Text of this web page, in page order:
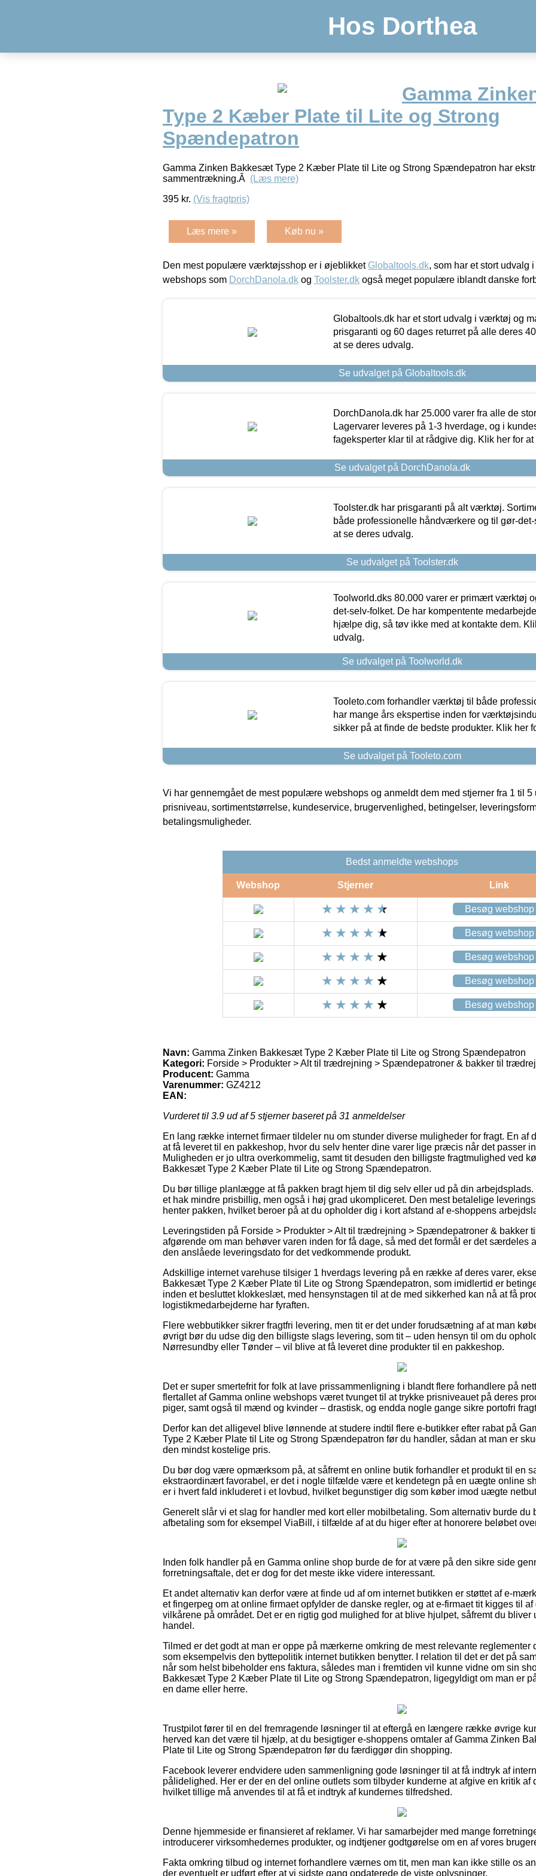
Hos Dorthea
Gamma
Type 2 Kæber Plate til Lite og Strong
Spændepatron
Gamma Zinken Bakkesæt Type 2 Kæber Plate til Lite og Strong Spændepatron har
sammentrækning.Â (Læs mere)
395 kr. (Vis fragtpris)
Læs mere » Køb nu »
Den mest populære værktøjsshop er i øjeblikket Globaltools.dk, som har et stort udvalg
webshops som DorchDanola.dk og Toolster.dk også meget populære iblandt danske
Globaltools.dk har et stort udvalg i værktøj og
prisgaranti og 60 dages returret på alle deres
at se deres udvalg.
Se udvalget på Globaltools.dk
DorchDanola.dk har 25.000 varer fra alle de
Lagervarer leveres på 1-3 hverdage, og i
fageksperter klar til at rådgive dig. Klik her for
Se udvalget på DorchDanola.dk
Toolster.dk har prisgaranti på alt værktøj.
både professionelle håndværkere og til gør-
at se deres udvalg.
Se udvalget på Toolster.dk
Toolworld.dks 80.000 varer er primært værktøj
det-selv-folket. De har kompentente
hjælpe dig, så tøv ikke med at kontakte dem.
udvalg.
Se udvalget på Toolworld.dk
Tooleto.com forhandler værktøj til både
har mange års ekspertise inden for
sikker på at finde de bedste produkter. Klik her
Se udvalget på Tooleto.com
Vi har gennemgået de mest populære webshops og anmeldt dem med stjerner fra 1 til 5
prisniveau, sortimentstørrelse, kundeservice, brugervenlighed, betingelser,
betalingsmuligheder.
Bedst anmeldte webshops
Webshop Stjerner Link
Besøg webshop
Besøg webshop
Besøg webshop
Besøg webshop
Besøg webshop
Navn: Gamma Zinken Bakkesæt Type 2 Kæber Plate til Lite og Strong Spændepatron
Kategori: Forside > Produkter > Alt til trædrejning > Spændepatroner & bakker til
Producent: Gamma
Varenummer: GZ4212
EAN:
Vurderet til 3.9 ud af 5 stjerner baseret på 31 anmeldelser
En lang række internet firmaer tildeler nu om stunder diverse muligheder for fragt. En af
at få leveret til en pakkeshop, hvor du selv henter dine varer lige præcis når det passer
Muligheden er jo ultra overkommelig, samt tit desuden den billigste fragtmulighed ved
Bakkesæt Type 2 Kæber Plate til Lite og Strong Spændepatron.
Du bør tillige planlægge at få pakken bragt hjem til dig selv eller ud på din arbejdsplads.
et hak mindre prisbillig, men også i høj grad ukompliceret. Den mest betalelige
henter pakken, hvilket beroer på at du opholder dig i kort afstand af e-shoppens
Leveringstiden på Forside > Produkter > Alt til trædrejning > Spændepatroner & bakker
afgørende om man behøver varen inden for få dage, så med det formål er det særdeles
den anslåede leveringsdato for det vedkommende produkt.
Adskillige internet varehuse tilsiger 1 hverdags levering på en række af deres varer,
Bakkesæt Type 2 Kæber Plate til Lite og Strong Spændepatron, som imidlertid er
inden et besluttet klokkeslæt, med hensynstagen til at de med sikkerhed kan nå at få
logistikmedarbejderne har fyraften.
Flere webbutikker sikrer fragtfri levering, men tit er det under forudsætning af at man
øvrigt bør du udse dig den billigste slags levering, som tit – uden hensyn til om du
Nørresundby eller Tønder – vil blive at få leveret dine produkter til en pakkeshop.
Det er super smertefrit for folk at lave prissammenligning i blandt flere forhandlere på
flertallet af Gamma online webshops været tvunget til at trykke prisniveauet på deres
piger, samt også til mænd og kvinder – drastisk, og endda nogle gange sikre portofri
Derfor kan det alligevel blive lønnende at studere indtil flere e-butikker efter rabat på
Type 2 Kæber Plate til Lite og Strong Spændepatron før du handler, sådan at man er
den mindst kostelige pris.
Du bør dog være opmærksom på, at såfremt en online butik forhandler et produkt til en
ekstraordinært favorabel, er det i nogle tilfælde være et kendetegn på en uægte online
er i hvert fald inkluderet i et lovbud, hvilket begunstiger dig som køber imod uægte
Generelt slår vi et slag for handler med kort eller mobilbetaling. Som alternativ burde du
afbetaling som for eksempel ViaBill, i tilfælde af at du higer efter at honorere beløbet
Inden folk handler på en Gamma online shop burde de for at være på den sikre side
forretningsaftale, det er dog for det meste ikke videre interessant.
Et andet alternativ kan derfor være at finde ud af om internet butikken er støttet af e-
et fingerpeg om at online firmaet opfylder de danske regler, og at e-firmaet tit kigges til af
vilkårene på området. Det er en rigtig god mulighed for at blive hjulpet, såfremt du
handel.
Tilmed er det godt at man er oppe på mærkerne omkring de mest relevante
som eksempelvis den byttepolitik internet butikken benytter. I relation til det er det på
når som helst bibeholder ens faktura, således man i fremtiden vil kunne vidne om sin
Bakkesæt Type 2 Kæber Plate til Lite og Strong Spændepatron, ligegyldigt om man er
en dame eller herre.
Trustpilot fører til en del fremragende løsninger til at eftergå en længere række øvrige
herved kan det være til hjælp, at du besigtiger e-shoppens omtaler af Gamma Zinken
Plate til Lite og Strong Spændepatron før du færdiggør din shopping.
Facebook leverer endvidere uden sammenligning gode løsninger til at få indtryk af
pålidelighed. Her er der en del online outlets som tilbyder kunderne at afgive en kritik af
hvilket tillige må anvendes til at få et indtryk af kundernes tilfredshed.
Denne hjemmeside er finansieret af reklamer. Vi har samarbejder med mange
introducerer virksomhedernes produkter, og indtjener godtgørelse om en af vores
Fakta omkring tilbud og internet forhandlere værnes om tit, men man kan ikke stille os
der eventuelt er udført efter at vi sidste gang opdaterede de viste oplysninger.